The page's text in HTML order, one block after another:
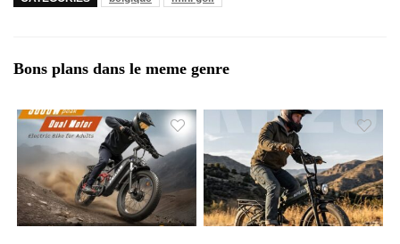
Bons plans dans le meme genre